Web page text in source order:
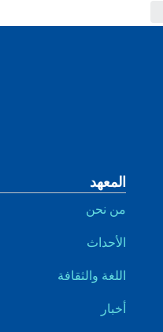
المعهد
من نحن
الأحداث
اللغة والثقافة
أخبار